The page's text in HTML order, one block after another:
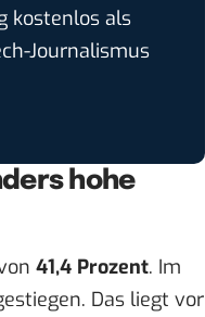
kostenlos als
Journalismus
hohe
41,4 Prozent. Im
Das liegt vor